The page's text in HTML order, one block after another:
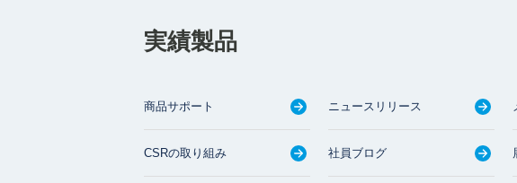
実績製品
商品サポート ニュースリリース
CSRの取り組み 社員ブログ